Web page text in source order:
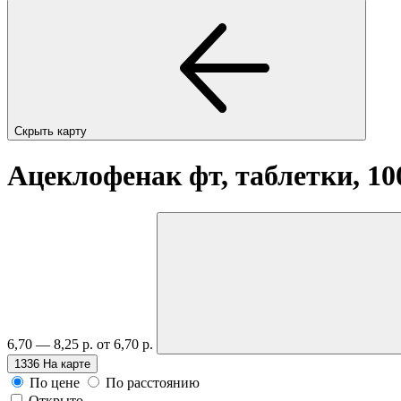
Скрыть карту
Ацеклофенак фт, таблетки,
6,70 — 8,25 р. от 6,70 р.
1336 На карте
По цене
По расстоянию